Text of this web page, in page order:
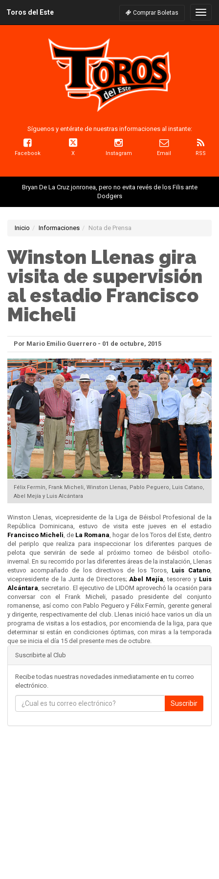
Toros del Este Comprar Boletas
Síguenos y entérate de nuestras informaciones al instante:
Facebook X Instagram Email RSS
Bryan De La Cruz jonronea, pero no evita revés de los Filis ante
Dodgers
Inicio Informaciones Nota de Prensa
Winston Llenas gira
visita de supervisión
al estadio Francisco
Micheli
Por Mario Emilio Guerrero - 01 de octubre, 2015
Félix Fermín, Frank Micheli, Winston Llenas, Pablo Peguero, Luis Catano,
Abel Mejía y Luis Alcántara
Winston Llenas, vicepresidente de la Liga de Béisbol Profesional de la
República Dominicana, estuvo de visita este jueves en el estadio
Francisco Micheli, de La Romana, hogar de los Toros del Este, dentro
del periplo que realiza para inspeccionar los diferentes parques de
pelota que servirán de sede al próximo torneo de béisbol otoño-
invernal. En su recorrido por las diferentes áreas de la instalación, Llenas
estuvo acompañado de los directivos de los Toros, Luis Catano,
vicepresidente de la Junta de Directores;Abel Mejía, tesorero y Luis
Alcántara, secretario. El ejecutivo de LIDOM aprovechó la ocasión para
conversar con el Frank Micheli, pasado presidente del conjunto
romanense, así como con Pablo Peguero y Félix Fermín, gerente general
y dirigente, respectivamente del club. Llenas inició hace varios un día un
programa de visitas a los estadios, por encomienda de la liga, para que
determinar si están en condiciones óptimas, con miras a la temporada
que se inicia el día 15 del presente mes de octubre.
Suscribirte al Club
Recibe todas nuestras novedades inmediatamente en tu correo
electrónico.
Suscribir